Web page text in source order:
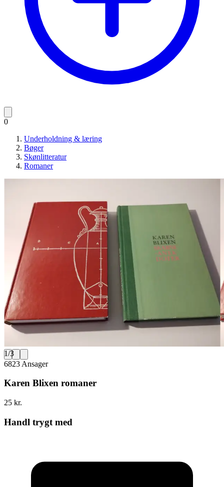
0
Underholdning & læring
Bøger
Skønlitteratur
Romaner
1/3
6823 Ansager
Karen Blixen romaner
25 kr.
Handl trygt med